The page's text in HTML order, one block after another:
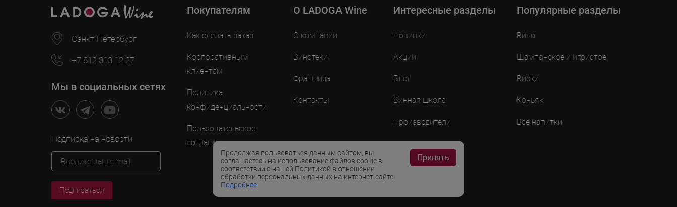
Продолжая пользоваться данным сайтом, вы
соглашаетесь на использование файлов cookie в
соответствии с нашей Политикой в отношении
обработки персональных данных на интернет-сайте.
Подробнее
Принять
Санкт-Петербург
+7 812 313 12 27
Мы в социальных сетях
Подписка на новости
Подписаться
Покупателям
Как сделать заказ
Корпоративным
клиентам
Политика
конфиденциальности
Пользовательское
соглашение
O LADOGA Wine
О компании
Винотеки
Франшиза
Контакты
Интересные разделы
Новинки
Акции
Блог
Винная школа
Производители
Популярные разделы
Вино
Шампанское и игристое
Виски
Коньяк
Все напитки